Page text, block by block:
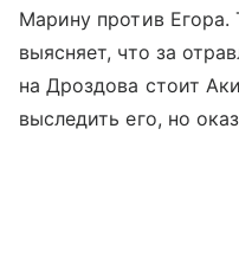
Марину против Егора.
выясняет, что за
на Дроздова стоит
выследить его, но